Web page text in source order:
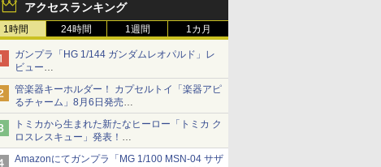
アクセスランキング
1時間 24時間 1週間 1カ月
ガンプラ「HG 1/144 ガンダムレオパルド」レ
ビュー
『機動新世紀ガンダムX』30周年！インナーア
ームガトリングの変形機構まで再現し最新フォ
ーマットでキット化！
管楽器キーホルダー！ カプセルトイ「楽器アピ
るチャーム」8月6日発売
チューバ、テナサクなど5種各3色
トミカから生まれた新たなヒーロー「トミカ ク
ロスレスキュー」発表！
詳細は後日公開予定
Amazonにてガンプラ「MG 1/100 MSN-04 サザ